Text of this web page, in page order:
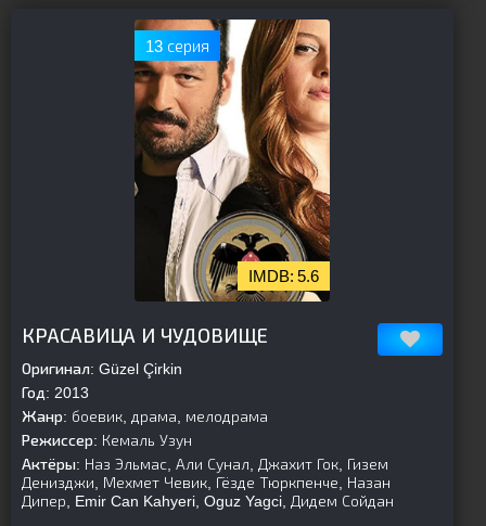
13 серия
5.6
КРАСАВИЦА И ЧУДОВИЩЕ
Оригинал: Güzel Çirkin
Год: 2013
Жанр: боевик, драма, мелодрама
Режиссер: Кемаль Узун
Актёры: Наз Эльмас, Али Сунал, Джахит Гок, Гизем
Денизджи, Мехмет Чевик, Гёзде Тюркпенче, Назан
Дипер, Emir Can Kahyeri, Oguz Yagci, Дидем Сойдан